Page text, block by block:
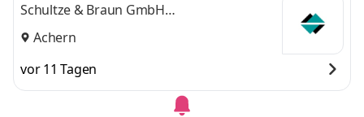
Schultze & Braun GmbH
Rechtsanwaltsgesellschaft
Achern
vor 11 Tagen